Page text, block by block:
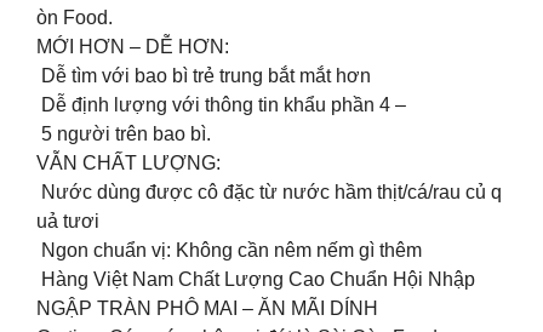
òn Food.
MỚI HƠN – DỄ HƠN:
Dễ tìm với bao bì trẻ trung bắt mắt hơn
Dễ định lượng với thông tin khẩu phần 4 –
5 người trên bao bì.
VẪN CHẤT LƯỢNG:
Nước dùng được cô đặc từ nước hầm thịt/cá/rau củ q
uả tươi
Ngon chuẩn vị: Không cần nêm nếm gì thêm
Hàng Việt Nam Chất Lượng Cao Chuẩn Hội Nhập
NGẬP TRÀN PHÔ MAI – ĂN MÃI DÍNH️